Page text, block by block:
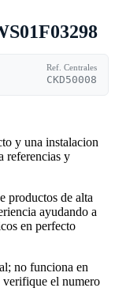
Ref. Centrales
CKD50008
y una instalacion
referencias y
productos de alta
ayudando a
en perfecto
no funciona en
verifique el numero